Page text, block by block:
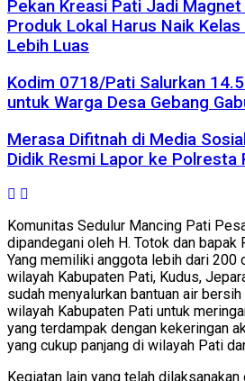
Pekan Kreasi Pati Jadi Magnet
Produk Lokal Harus Naik
Lebih Luas
Kodim 0718/Pati Salurkan
untuk Warga Desa Gebang
Merasa Difitnah di Media
Didik Resmi Lapor ke Polresta
Komunitas Sedulur Mancing Pati
dipandegani oleh H. Totok dan bapak
Yang memiliki anggota lebih dari 200
wilayah Kabupaten Pati, Kudus,
sudah menyalurkan bantuan air
wilayah Kabupaten Pati untuk
yang terdampak dengan kekeringan
yang cukup panjang di wilayah Pati
Kegiatan lain yang telah